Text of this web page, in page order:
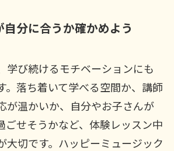
分に合うか確かめよう
学び続けるモチベーションにも
。落ち着いて学べる空間か、講師
が温かいか、自分やお子さんが
ごせそうかなど、体験レッスン中
大切です。ハッピーミュージック